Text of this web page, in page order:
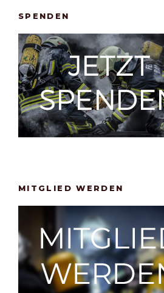
SPENDEN
MITGLIED WERDEN